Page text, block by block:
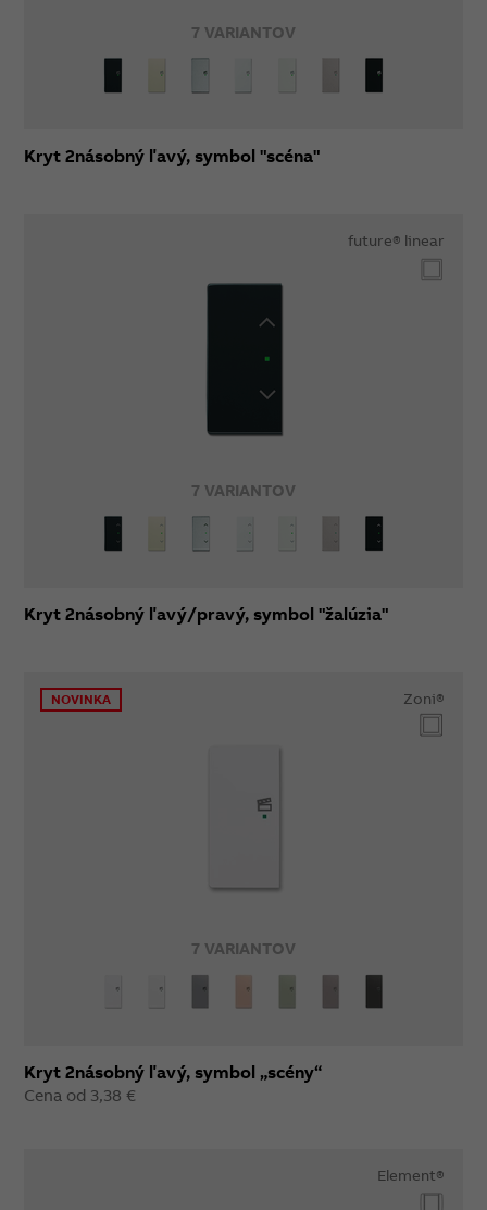
7 VARIANTOV
Kryt 2násobný ľavý, symbol "scéna"
7 VARIANTOV
future® linear
Kryt 2násobný ľavý/pravý, symbol "žalúzia"
7 VARIANTOV
NOVINKA Zoni®
Kryt 2násobný ľavý, symbol „scény“
Cena od 3,38 €
Element®